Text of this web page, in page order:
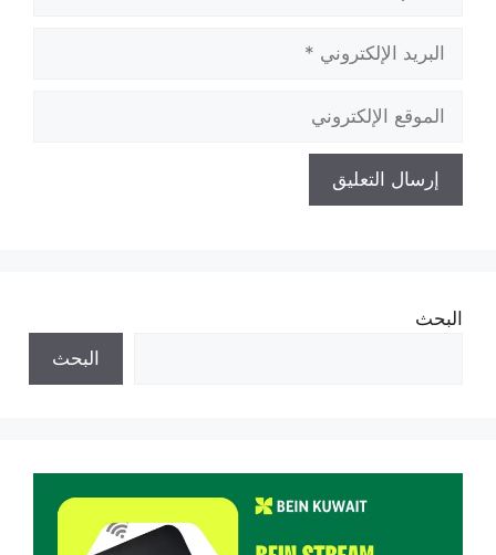
البريد
الإلكتروني
الموقع
الإلكتروني
البحث
البحث